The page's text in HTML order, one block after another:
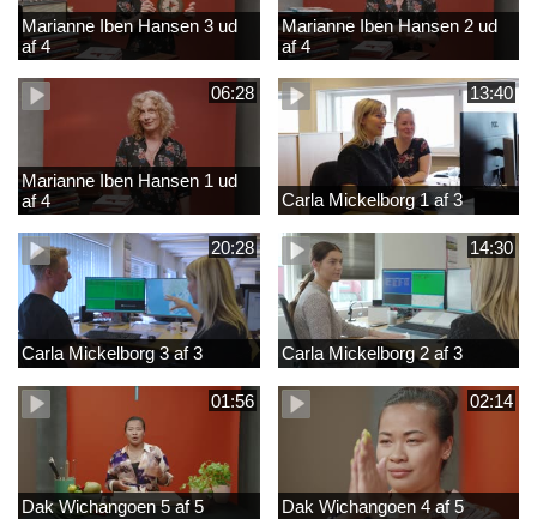
Marianne Iben Hansen 3 ud
af 4
Marianne Iben Hansen 2 ud
af 4
06:28
Marianne Iben Hansen 1 ud
af 4
13:40
Carla Mickelborg 1 af 3
20:28
Carla Mickelborg 3 af 3
14:30
Carla Mickelborg 2 af 3
01:56
Dak Wichangoen 5 af 5
02:14
Dak Wichangoen 4 af 5